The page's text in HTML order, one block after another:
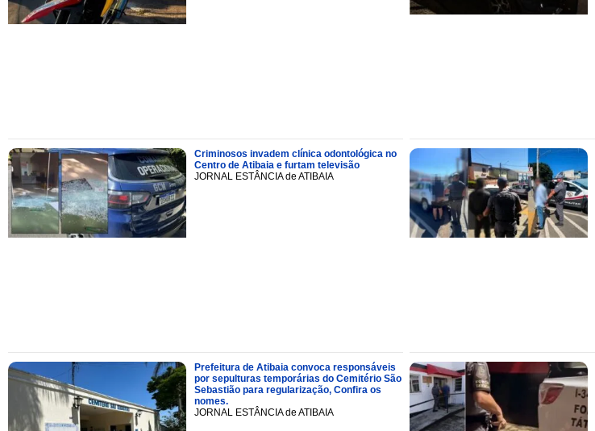
Criminosos invadem clínica odontológica no
Centro de Atibaia e furtam televisão
JORNAL ESTÂNCIA de ATIBAIA
Prefeitura de Atibaia convoca responsáveis
por sepulturas temporárias do Cemitério São
Sebastião para regularização, Confira os
nomes.
JORNAL ESTÂNCIA de ATIBAIA